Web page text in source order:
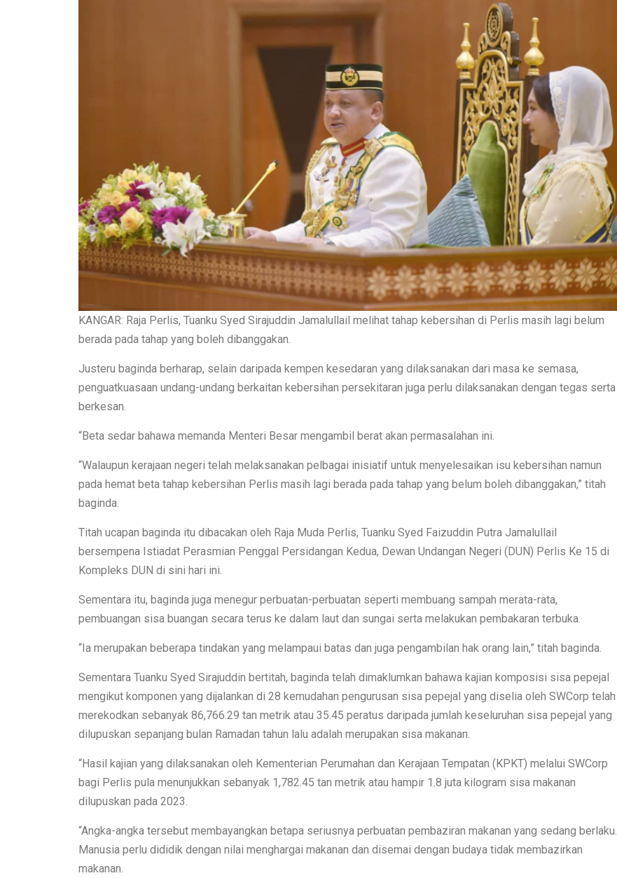
KANGAR: Raja Perlis, Tuanku Syed Sirajuddin Jamalullail melihat tahap kebersihan di Perlis masih lagi belum
berada pada tahap yang boleh dibanggakan.
Justeru baginda berharap, selain daripada kempen kesedaran yang dilaksanakan dari masa ke semasa,
penguatkuasaan undang-undang berkaitan kebersihan persekitaran juga perlu dilaksanakan dengan tegas serta
berkesan.
“Beta sedar bahawa memanda Menteri Besar mengambil berat akan permasalahan ini.
“Walaupun kerajaan negeri telah melaksanakan pelbagai inisiatif untuk menyelesaikan isu kebersihan namun
pada hemat beta tahap kebersihan Perlis masih lagi berada pada tahap yang belum boleh dibanggakan,” titah
baginda.
Titah ucapan baginda itu dibacakan oleh Raja Muda Perlis, Tuanku Syed Faizuddin Putra Jamalullail
bersempena Istiadat Perasmian Penggal Persidangan Kedua, Dewan Undangan Negeri (DUN) Perlis Ke 15 di
Kompleks DUN di sini hari ini.
Sementara itu, baginda juga menegur perbuatan-perbuatan seperti membuang sampah merata-rata,
pembuangan sisa buangan secara terus ke dalam laut dan sungai serta melakukan pembakaran terbuka.
“Ia merupakan beberapa tindakan yang melampaui batas dan juga pengambilan hak orang lain,” titah baginda.
Sementara Tuanku Syed Sirajuddin bertitah, baginda telah dimaklumkan bahawa kajian komposisi sisa pepejal
mengikut komponen yang dijalankan di 28 kemudahan pengurusan sisa pepejal yang diselia oleh SWCorp telah
merekodkan sebanyak 86,766.29 tan metrik atau 35.45 peratus daripada jumlah keseluruhan sisa pepejal yang
dilupuskan sepanjang bulan Ramadan tahun lalu adalah merupakan sisa makanan.
“Hasil kajian yang dilaksanakan oleh Kementerian Perumahan dan Kerajaan Tempatan (KPKT) melalui SWCorp
bagi Perlis pula menunjukkan sebanyak 1,782.45 tan metrik atau hampir 1.8 juta kilogram sisa makanan
dilupuskan pada 2023.
“Angka-angka tersebut membayangkan betapa seriusnya perbuatan pembaziran makanan yang sedang berlaku.
Manusia perlu dididik dengan nilai menghargai makanan dan disemai dengan budaya tidak membazirkan
makanan.